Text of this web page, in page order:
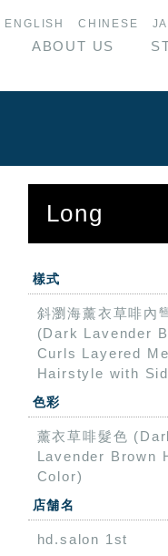
ENGLISH CHINESE
ABOUT US
Long
樣式
斜瀏海薰衣草啡內
(Dark Lavender
Curls Layered
Hairstyle with
色彩
薰衣草啡髮色
Lavender Brown
Color)
店舗名
hd.salon 1st